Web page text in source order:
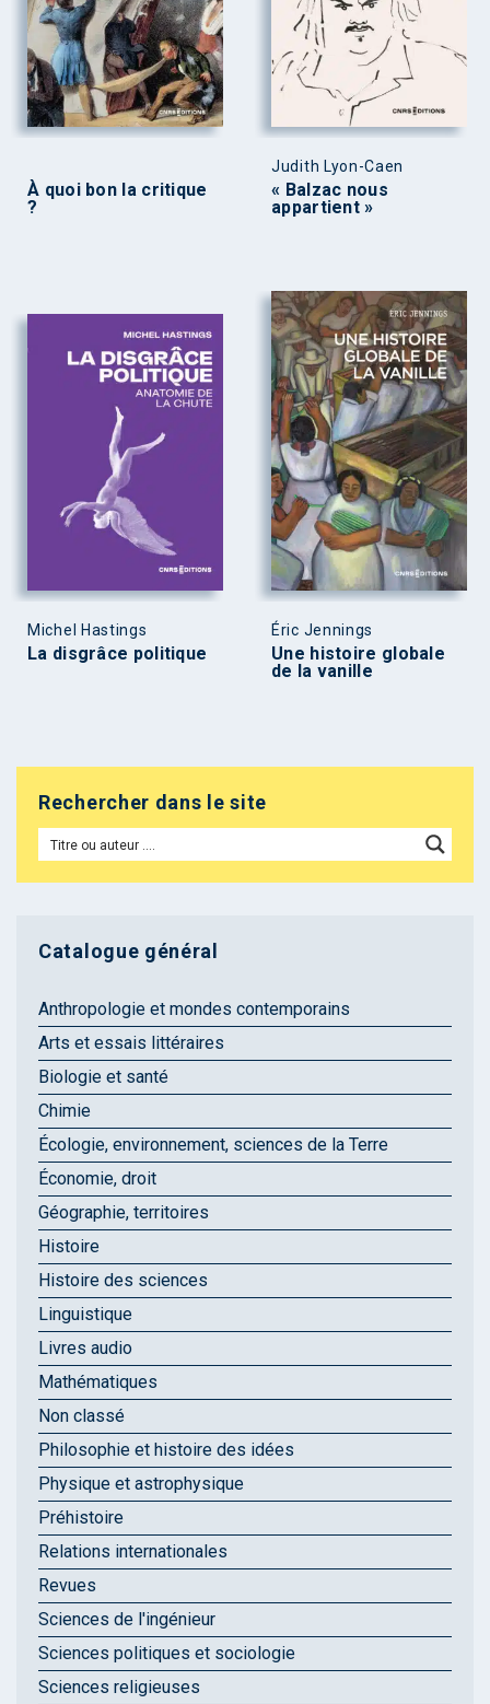
À quoi bon la critique
?
Judith Lyon-Caen
« Balzac nous
appartient »
Michel Hastings
La disgrâce politique
Éric Jennings
Une histoire globale
de la vanille
Rechercher dans le site
Catalogue général
Anthropologie et mondes contemporains
Arts et essais littéraires
Biologie et santé
Chimie
Écologie, environnement, sciences de la Terre
Économie, droit
Géographie, territoires
Histoire
Histoire des sciences
Linguistique
Livres audio
Mathématiques
Non classé
Philosophie et histoire des idées
Physique et astrophysique
Préhistoire
Relations internationales
Revues
Sciences de l'ingénieur
Sciences politiques et sociologie
Sciences religieuses